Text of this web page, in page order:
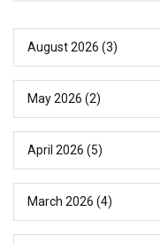
August 2026 (3)
May 2026 (2)
April 2026 (5)
March 2026 (4)